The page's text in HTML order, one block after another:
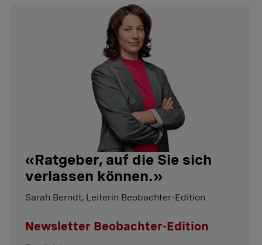
«Ratgeber, auf die Sie sich
verlassen können.»
Sarah Berndt, Leiterin Beobachter-Edition
Newsletter Beobachter-Edition